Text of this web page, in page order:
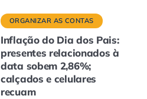
ORGANIZAR AS CONTAS
Inflação do Dia dos Pais:
presentes relacionados à
data sobem 2,86%;
calçados e celulares
recuam